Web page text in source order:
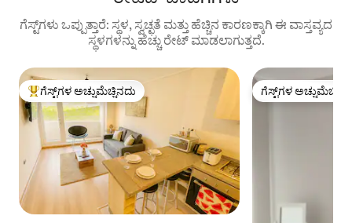
ಗೆಸ್ಟ್‌ಗಳು ಒಪ್ಪುತ್ತಾರೆ: ಸ್ಥಳ, ಸ್ವಚ್ಛತೆ ಮತ್ತು ಹೆಚ್ಚಿನ ಕಾರಣಕ್ಕಾಗಿ ಈ ವಾಸ್ತವ್ಯದ
ಸ್ಥಳಗಳನ್ನು ಹೆಚ್ಚು ರೇಟ್ ಮಾಡಲಾಗುತ್ತದೆ.
ಗೆಸ್ಟ್‌ಗಳಿಗೆ ಅತಿ ಹೆಚ್ಚು ಅಚ್ಚುಮೆಚ್ಚಿನದು
ಗೆಸ್ಟ್‌ಗಳ ಅಚ್ಚುಮೆಚ್ಚಿನದು ಗೆಸ್ಟ್‌ಗಳ
ಗೆಸ್ಟ್‌ಗಳ